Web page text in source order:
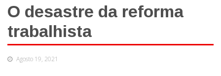
O desastre da reforma
trabalhista
Agosto 19, 2021